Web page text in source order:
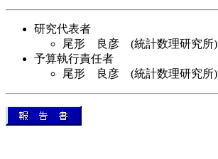
研究代表者
尾形 良彦 (統計数理研究所)
予算執行責任者
尾形 良彦 (統計数理研究所)